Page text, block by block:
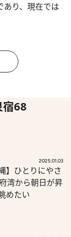
り、現在では
宿68
2025.01.03
】ひとりにやさ
湾から朝日が昇
めたい